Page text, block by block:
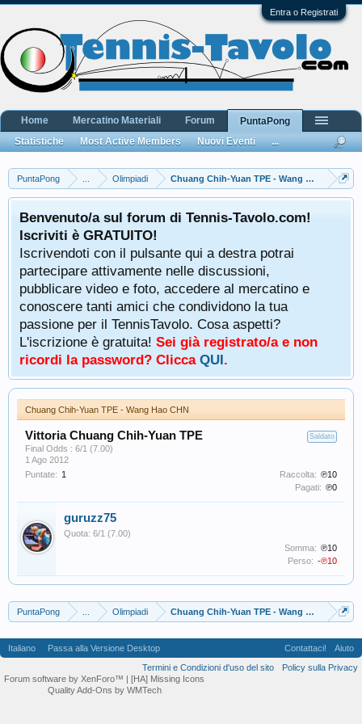
Entra o Registrati
PuntaPong Olimpiadi Chuang Chih-Yuan TPE - Wang Hao CHN
Benvenuto/a sul forum di Tennis-Tavolo.com!
Iscriviti è GRATUITO!
Iscrivendoti con il pulsante qui a destra potrai
partecipare attivamente nelle discussioni,
pubblicare video e foto, accedere al mercatino e
conoscere tanti amici che condividono la tua
passione per il TennisTavolo. Cosa aspetti?
L'iscrizione è gratuita! Sei già registrato/a e non
ricordi la password? Clicca QUI.
Chuang Chih-Yuan TPE - Wang Hao CHN
Saldato
Vittoria Chuang Chih-Yuan TPE
Final Odds : 6/1 (7.00)
1 Ago 2012
Puntate: 1 Raccolta: ℗10
Pagati: ℗0
guruzz75
Quota: 6/1 (7.00)
Somma: ℗10
Perso: -℗10
PuntaPong Olimpiadi Chuang Chih-Yuan TPE - Wang Hao CHN
Home Mercatino Materiali Forum
PuntaPong
Statistiche
Most Active Members Nuovi Eventi ...
Italiano Passa alla Versione Desktop Contattaci!
Aiuto
Termini e Condizioni d'uso del sito
Policy sulla Privacy
Forum software by XenForo™ | [HA] Missing Icons
Quality Add-Ons by WMTech